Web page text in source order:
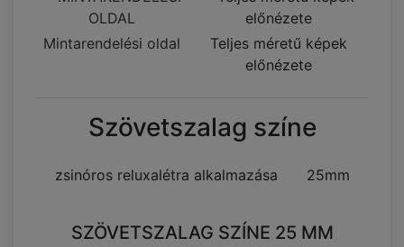
Mintarendelési oldal
Teljes méretű képek
előnézete
Szövetszalag színe
25mm
zsinóros reluxalétra alkalmazása
SZÖVETSZALAG SZÍNE 25 MM